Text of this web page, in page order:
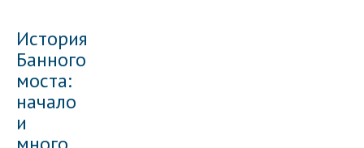
История
Банного
моста:
начало
и